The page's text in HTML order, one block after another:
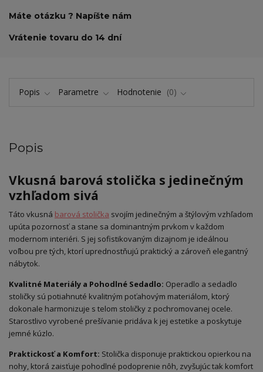
Máte otázku ? Napíšte nám
Vrátenie tovaru do 14 dní
Popis Parametre Hodnotenie 0
Popis
Vkusná barová stolička s jedinečným
vzhľadom sivá
Táto vkusná barová stolička svojím jedinečným a štýlovým vzhľadom
upúta pozornosť a stane sa dominantným prvkom v každom
modernom interiéri. S jej sofistikovaným dizajnom je ideálnou
voľbou pre tých, ktorí uprednostňujú praktický a zároveň elegantný
nábytok.
Kvalitné Materiály a Pohodlné Sedadlo: Operadlo a sedadlo
stoličky sú potiahnuté kvalitným poťahovým materiálom, ktorý
dokonale harmonizuje s telom stoličky z pochromovanej ocele.
Starostlivo vyrobené prešívanie pridáva k jej estetike a poskytuje
jemné kúzlo.
Praktickosť a Komfort: Stolička disponuje praktickou opierkou na
nohy, ktorá zaisťuje pohodlné podoprenie nôh, zvyšujúc tak komfort